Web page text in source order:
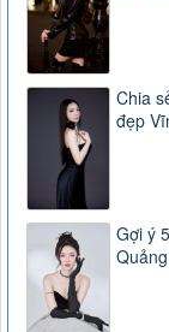
Chia
đẹp
Gợi ý